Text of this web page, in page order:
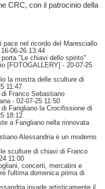
CRC, con il patrocinio della
pace nel ricordo del Maresciallo
06-26 13:44
"Le chiavi dello spirito"
[FOTOGALLERY] - 20-07-25
la mostra delle sculture di
11:47
Franco Sebastiano
- 02-07-25 11:50
Farigliano la Crocifissione di
18:12
a Farigliano nella rinnovata
Alessandria è un moderno
sculture di chiavi di Franco
11:00
concerti, mercatini e
l'ultima domenica prima di
invade artisticamente il